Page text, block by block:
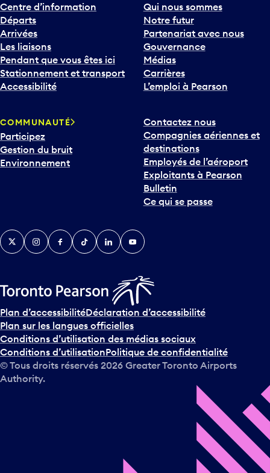
Centre d’information
Départs
Arrivées
Les liaisons
Pendant que vous êtes ici
Stationnement et transport
Accessibilité
Qui nous sommes
Notre futur
Partenariat avec nous
Gouvernance
Médias
Carrières
L’emploi à Pearson
COMMUNAUTÉ
Participez
Gestion du bruit
Environnement
Contactez nous
Compagnies aériennes et
destinations
Employés de l’aéroport
Exploitants à Pearson
Bulletin
Ce qui se passe
TwitterInstagramFacebook
TikTokLinkedInYouTube
Plan d’accessibilitéDéclaration d’accessibilité
Plan sur les langues officielles
Conditions d’utilisation des médias sociaux
Conditions d’utilisationPolitique de confidentialité
© Tous droits réservés 2026 Greater Toronto Airports
Authority.